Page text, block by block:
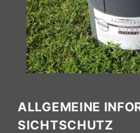
ALLGEMEINE
SICHTSCHUTZ